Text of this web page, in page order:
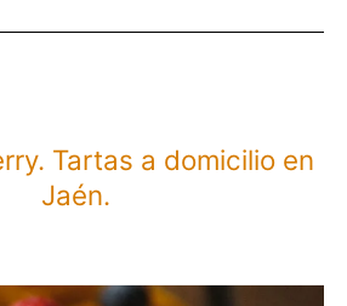
Tartas a domicilio en
Jaén.